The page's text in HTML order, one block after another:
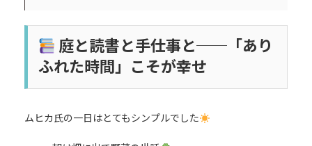
庭と読書と手仕事と──「あり
ふれた時間」こそが幸せ
ムヒカ氏の一日はとてもシンプルでした